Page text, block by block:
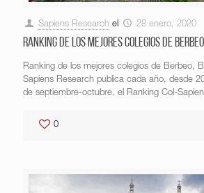
Sapiens Research el 28 enero, 2020
Ranking de los mejores colegios de
Ranking de los mejores colegios de Berbeo,
Sapiens Research publica cada año, desde
de septiembre-octubre, el Ranking Col-
0